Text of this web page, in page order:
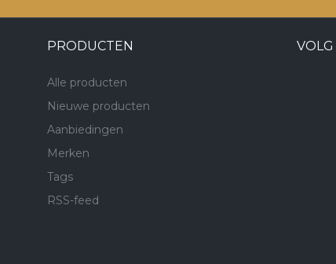
PRODUCTEN
Alle producten
Nieuwe producten
Aanbiedingen
Merken
Tags
RSS-feed